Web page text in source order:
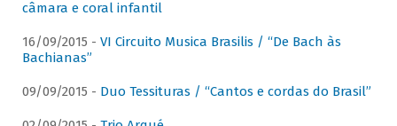
câmara e coral infantil
16/09/2015 - VI Circuito Musica Brasilis / “De Bach às
Bachianas”
09/09/2015 - Duo Tessituras / “Cantos e cordas do Brasil”